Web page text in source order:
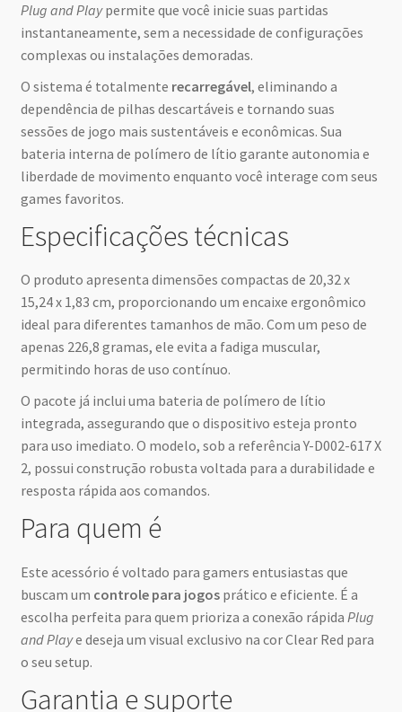
Plug and Playpermite que você inicie suas partidas
instantaneamente, sem a necessidade de configurações
complexas ou instalações demoradas.
O sistema é totalmente recarregável, eliminando a
dependência de pilhas descartáveis e tornando suas
sessões de jogo mais sustentáveis e econômicas. Sua
bateria interna de polímero de lítio garante autonomia e
liberdade de movimento enquanto você interage com seus
games favoritos.
Especificações técnicas
O produto apresenta dimensões compactas de 20,32 x
15,24 x 1,83 cm, proporcionando um encaixe ergonômico
ideal para diferentes tamanhos de mão. Com um peso de
apenas 226,8 gramas, ele evita a fadiga muscular,
permitindo horas de uso contínuo.
O pacote já inclui uma bateria de polímero de lítio
integrada, assegurando que o dispositivo esteja pronto
para uso imediato. O modelo, sob a referência Y-D002-617 X
2, possui construção robusta voltada para a durabilidade e
resposta rápida aos comandos.
Para quem é
Este acessório é voltado para gamers entusiastas que
buscam um controle para jogosprático e eficiente. É a
escolha perfeita para quem prioriza a conexão rápida Plug
and Playe deseja um visual exclusivo na cor Clear Red para
o seu setup.
Garantia e suporte